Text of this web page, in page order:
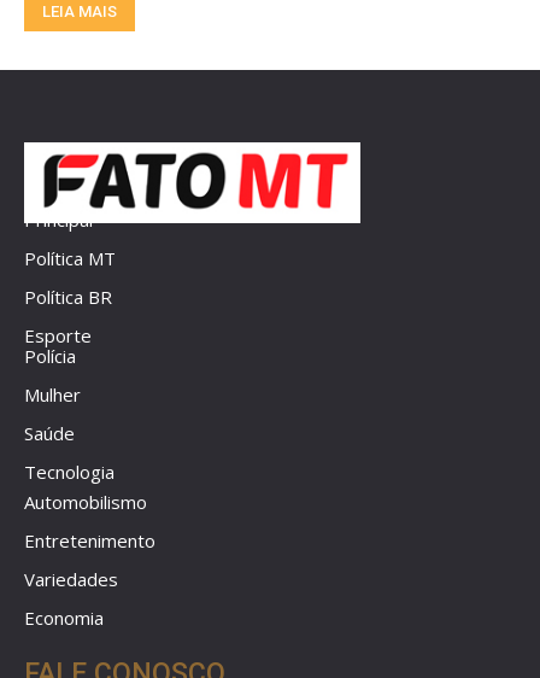
LEIA MAIS
Principal
Política MT
Política BR
Esporte
Polícia
Mulher
Saúde
Tecnologia
Automobilismo
Entretenimento
Variedades
Economia